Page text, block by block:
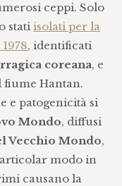
ceppi. Solo
statiisolati per la
, identificati
coreana, e
Hantan.
e patogenicità si
Mondo, diffusi
Vecchio Mondo,
modo in
causano la